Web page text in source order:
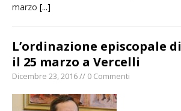
marzo [...]
L’ordinazione episcopale
il 25 marzo a Vercelli
Dicembre 23, 2016 // 0 Commenti